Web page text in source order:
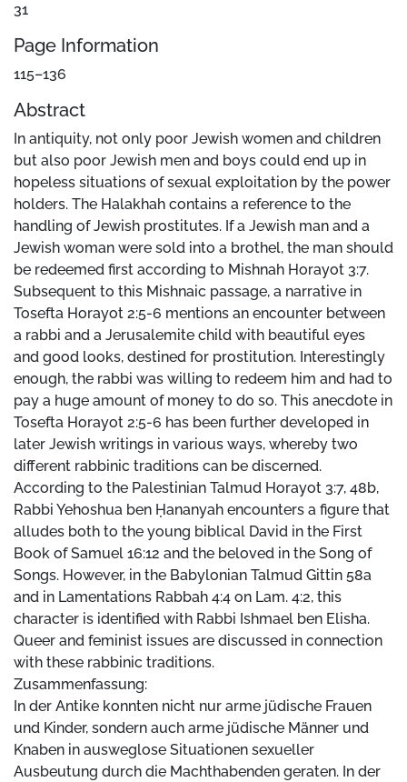
31
Page Information
115–136
Abstract
In antiquity, not only poor Jewish women and children
but also poor Jewish men and boys could end up in
hopeless situations of sexual exploitation by the power
holders. The Halakhah contains a reference to the
handling of Jewish prostitutes. If a Jewish man and a
Jewish woman were sold into a brothel, the man should
be redeemed first according to Mishnah Horayot 3:7.
Subsequent to this Mishnaic passage, a narrative in
Tosefta Horayot 2:5-6 mentions an encounter between
a rabbi and a Jerusalemite child with beautiful eyes
and good looks, destined for prostitution. Interestingly
enough, the rabbi was willing to redeem him and had to
pay a huge amount of money to do so. This anecdote in
Tosefta Horayot 2:5-6 has been further developed in
later Jewish writings in various ways, whereby two
different rabbinic traditions can be discerned.
According to the Palestinian Talmud Horayot 3:7, 48b,
Rabbi Yehoshua ben Ḥananyah encounters a figure that
alludes both to the young biblical David in the First
Book of Samuel 16:12 and the beloved in the Song of
Songs. However, in the Babylonian Talmud Gittin 58a
and in Lamentations Rabbah 4:4 on Lam. 4:2, this
character is identified with Rabbi Ishmael ben Elisha.
Queer and feminist issues are discussed in connection
with these rabbinic traditions.
Zusammenfassung:
In der Antike konnten nicht nur arme jüdische Frauen
und Kinder, sondern auch arme jüdische Männer und
Knaben in ausweglose Situationen sexueller
Ausbeutung durch die Machthabenden geraten. In der